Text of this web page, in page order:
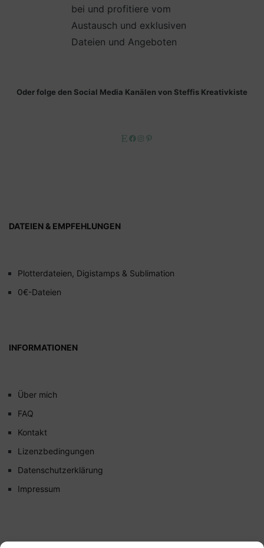
bei und profitiere vom
Austausch und exklusiven
Dateien und Angeboten
Oder folge den Social Media Kanälen von Steffis Kreativkiste
EtsyFacebook
Instagram
DATEIEN & EMPFEHLUNGEN
Plotterdateien, Digistamps & Sublimation
0€-Dateien
INFORMATIONEN
Über mich
FAQ
Kontakt
Lizenzbedingungen
Datenschutzerklärung
Impressum